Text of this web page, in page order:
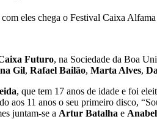
eles chega o Festival Caixa
Futuro, na Sociedade da Boa
Gil, Rafael Bailão, Marta Alves,
, que tem 17 anos de idade e foi
aos 11 anos o seu primeiro disco,
juntam-se a Artur Batalha e